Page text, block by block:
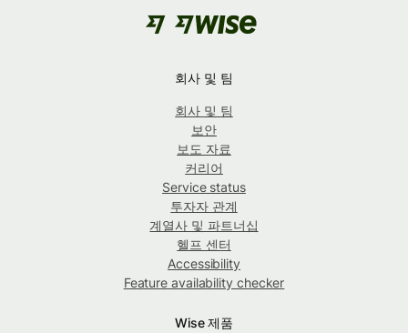
회사 및 팀
회사 및 팀
보안
보도 자료
커리어
Service status
투자자 관계
계열사 및 파트너십
헬프 센터
Accessibility
Feature availability checker
Wise 제품